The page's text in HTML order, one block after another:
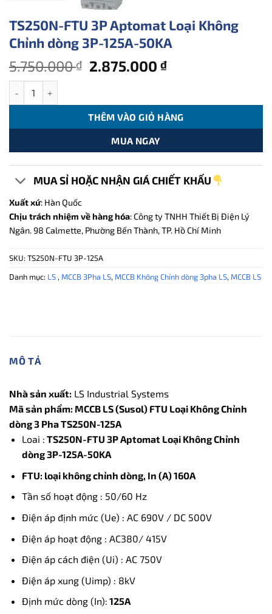
TS250N-FTU 3P Aptomat Loại Không
Chỉnh dòng 3P-125A-50KA
5.750.000₫ Giá
5.750.000 ₫.
2.875.000₫Giá
là:
2.875.000 ₫.
THÊM VÀO GIỎ HÀNG
MUA NGAY
MUA SỈ HOẶC NHẬN GIÁ CHIẾT KHẤU
Xuất xứ: Hàn Quốc
Chịu trách nhiệm về hàng hóa: Công ty TNHH Thiết Bị Điện Lý
Ngân. 98 Calmette, Phường Bến Thành, TP. Hồ Chí Minh
SKU: TS250N-FTU 3P-125A
Danh mục: LS , MCCB 3Pha LS, MCCB Không Chỉnh dòng 3pha LS, MCCB LS
MÔ TẢ
Nhà sản xuất: LS Industrial Systems
Mã sản phẩm: MCCB LS (Susol) FTU Loại Không Chỉnh
dòng 3 Pha TS250N-125A
Loai : TS250N-FTU 3P Aptomat Loại Không Chỉnh
dòng 3P-125A-50KA
FTU: loại không chỉnh dòng, In (A) 160A
Tần số hoạt động : 50/60 Hz
Điện áp định mức (Ue) : AC 690V / DC 500V
Điện áp hoạt động : AC380/ 415V
Điện áp cách điện (Ui) : AC 750V
Điện áp xung (Uimp) : 8kV
Định mức dòng (In): 125A